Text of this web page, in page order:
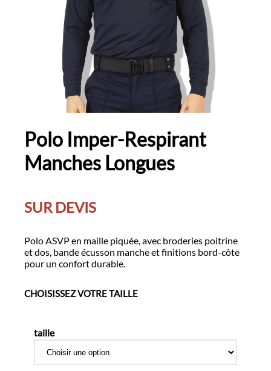
Polo Imper-Respirant
Manches Longues
SUR DEVIS
Polo ASVP en maille piquée, avec broderies poitrine
et dos, bande écusson manche et finitions bord-côte
pour un confort durable.
CHOISISSEZ VOTRE TAILLE
taille